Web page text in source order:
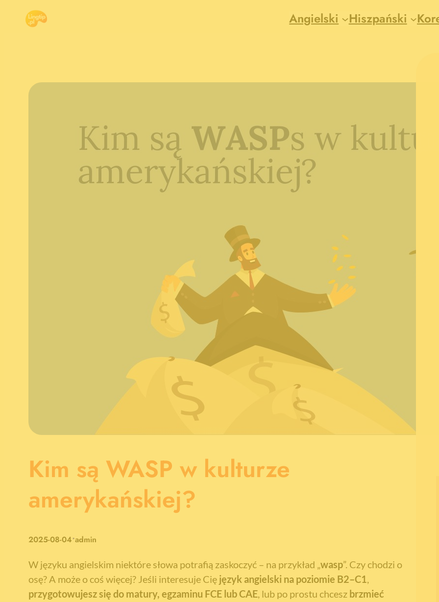
Przejdź
Angielski Hiszpański
Kim są WASP w kulturze
amerykańskiej?
2025-08-04•admin
W języku angielskim niektóre słowa potrafią zaskoczyć – na przykład „wasp”. Czy chodzi o
osę? A może o coś więcej? Jeśli interesuje Cię język angielski na poziomie B2–C1,
przygotowujesz się do matury, egzaminu FCE lub CAE, lub po prostu chcesz brzmieć